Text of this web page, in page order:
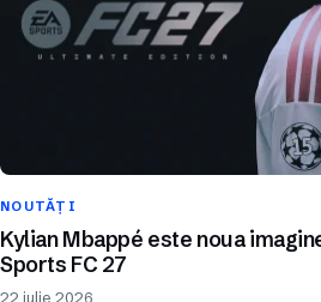
NOUTĂȚI
Kylian Mbappé este noua
Sports FC 27
22 iulie 2026